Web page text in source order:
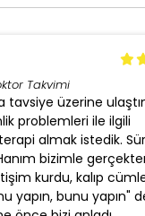
Takvimi
tavsiye üzerine
problemleri ile ilgili
almak istedik.
bizimle
kurdu, kalıp
yapın, bunu yapın"